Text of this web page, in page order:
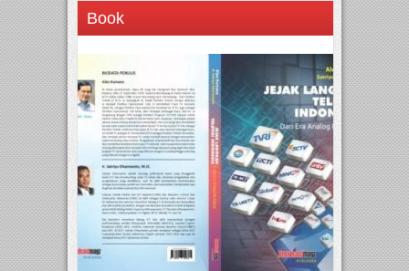
Book